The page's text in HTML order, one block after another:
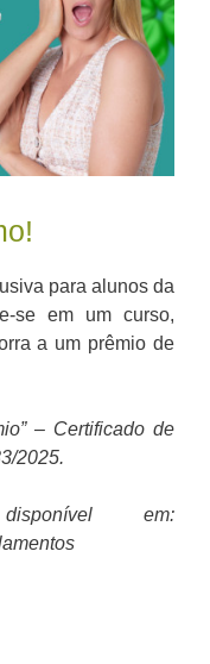
para alunos da
se em um curso,
a um prêmio de
– Certificado de
2025.
em: